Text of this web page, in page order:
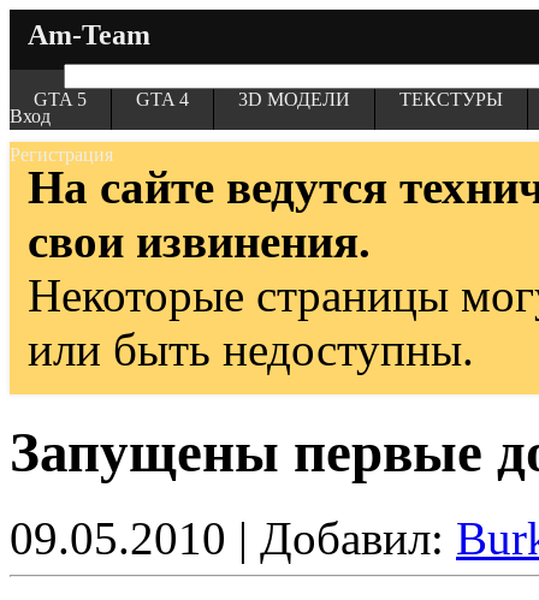
Am-Team
Вход
Регистрация
GTA 5 GTA 4 3D МОДЕЛИ ТЕКСТУРЫ
На сайте ведутся
свои извинения.
Некоторые страницы
или быть недоступны.
Запущены первые
09.05.2010 | Добавил: